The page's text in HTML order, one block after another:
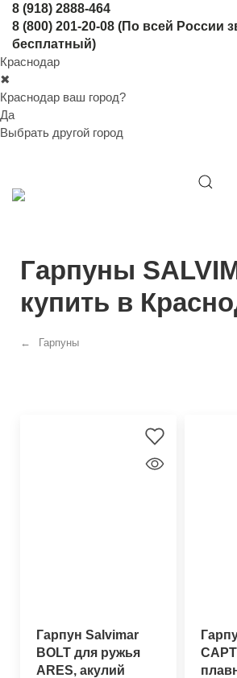
8 (918) 2888-464
8 (800) 201-20-08 (По всей России
бесплатный)
Краснодар
✖
Краснодар ваш город?
Да
Выбрать другой город
Гарпуны
купить в
Гарпуны
Гарпун Salvimar
BOLT для ружья
ARES, акулий